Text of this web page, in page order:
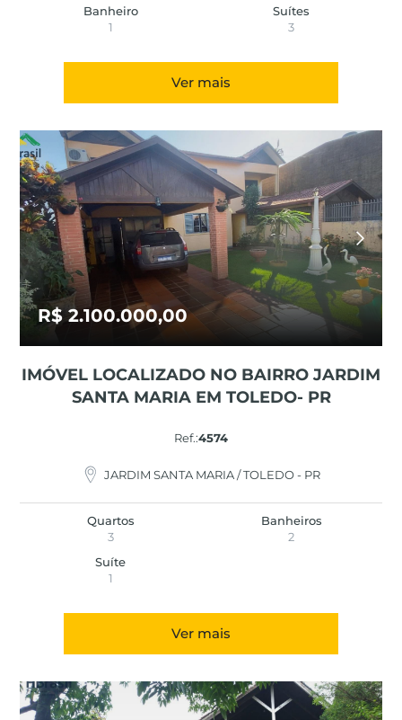
Banheiro
1
Suítes
3
Ver mais
R$ 2.100.000,00
IMÓVEL LOCALIZADO NO BAIRRO JARDIM
SANTA MARIA EM TOLEDO- PR
Ref.:4574
JARDIM SANTA MARIA / TOLEDO - PR
Quartos
3
Banheiros
2
Suíte
1
Ver mais